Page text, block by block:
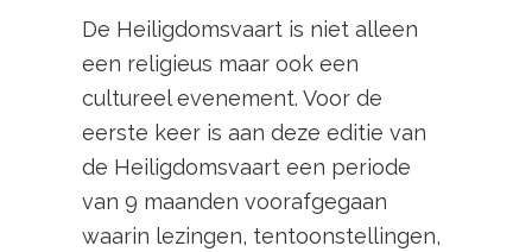
De Heiligdomsvaart is niet alleen
een religieus maar ook een
cultureel evenement. Voor de
eerste keer is aan deze editie van
de Heiligdomsvaart een periode
van 9 maanden voorafgegaan
waarin lezingen, tentoonstellingen,